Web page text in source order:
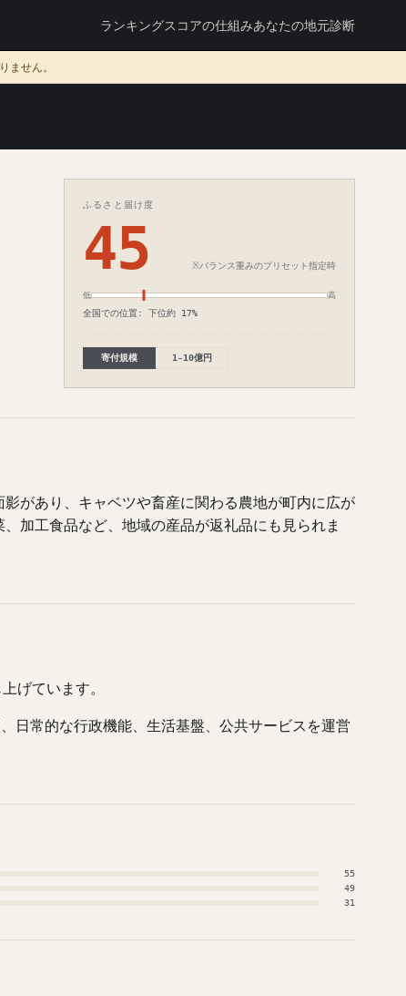
ランキングスコアの仕組みあなたの地元診断
ません。
ふるさと届け度
45 ※バランス重みのプリセット指定時
低 高
全国での位置: 下位約 17%
寄付規模 1-10億円
があり、キャベツや畜産に関わる農地が町内に広が
加工食品など、地域の産品が返礼品にも見られま
げています。
日常的な行政機能、生活基盤、公共サービスを運営
55
49
31